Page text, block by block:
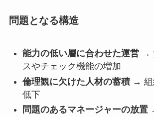
問題となる構造
能力の低い層に合わせた運営→
スやチェック機能の増加
倫理観に欠けた人材の蓄積→ 組
低下
問題のあるマネージャーの放置